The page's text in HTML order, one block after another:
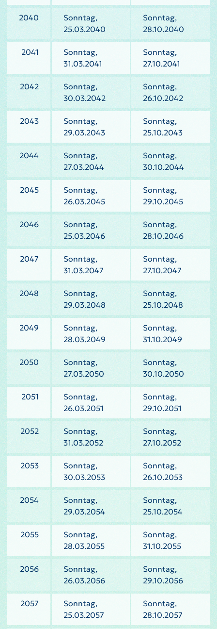
2040
Sonntag,
25.03.2040
Sonntag,
28.10.2040
2041
Sonntag,
31.03.2041
Sonntag,
27.10.2041
2042
Sonntag,
30.03.2042
Sonntag,
26.10.2042
2043
Sonntag,
29.03.2043
Sonntag,
25.10.2043
2044
Sonntag,
27.03.2044
Sonntag,
30.10.2044
2045
Sonntag,
26.03.2045
Sonntag,
29.10.2045
2046
Sonntag,
25.03.2046
Sonntag,
28.10.2046
2047
Sonntag,
31.03.2047
Sonntag,
27.10.2047
2048
Sonntag,
29.03.2048
Sonntag,
25.10.2048
2049
Sonntag,
28.03.2049
Sonntag,
31.10.2049
2050
Sonntag,
27.03.2050
Sonntag,
30.10.2050
2051
Sonntag,
26.03.2051
Sonntag,
29.10.2051
2052
Sonntag,
31.03.2052
Sonntag,
27.10.2052
2053
Sonntag,
30.03.2053
Sonntag,
26.10.2053
2054
Sonntag,
29.03.2054
Sonntag,
25.10.2054
2055
Sonntag,
28.03.2055
Sonntag,
31.10.2055
2056
Sonntag,
26.03.2056
Sonntag,
29.10.2056
2057
Sonntag,
25.03.2057
Sonntag,
28.10.2057